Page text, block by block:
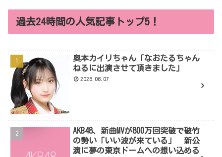
過去24時間の人気記事トップ5！
奥本カイリちゃん「なおたるちゃん
ねるに出演させて頂きました」
2026.08.07
AKB48、新曲MVが800万回突破で破竹
の勢い「いい波が来ている」 新公
演に夢の東京ドームへの想い込める